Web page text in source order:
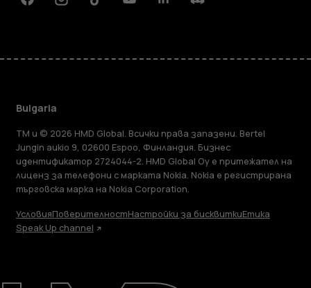
Информация
FacebookInstagramTiktokYoutubeLinkedinDiscord
Bulgaria
TM и © 2026 HMD Global. Всички права запазени. Bertel
Jungin aukio 9, 02600 Espoo, Финландия. Бизнес
идентификатор 2724044-2. HMD Global Oy е притежател на
лиценз за телефони с марката Nokia. Nokia е регистрирана
търговска марка на Nokia Corporation.
УсловияПоверителностНастройки за бисквиткиЕтика
Speak Up channel